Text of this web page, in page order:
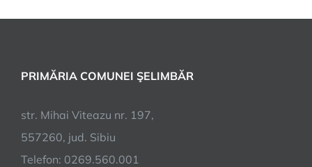
PRIMĂRIA COMUNEI ŞELIMBĂR
str. Mihai Viteazu nr. 197,
557260, jud. Sibiu
Telefon: 0269.560.001